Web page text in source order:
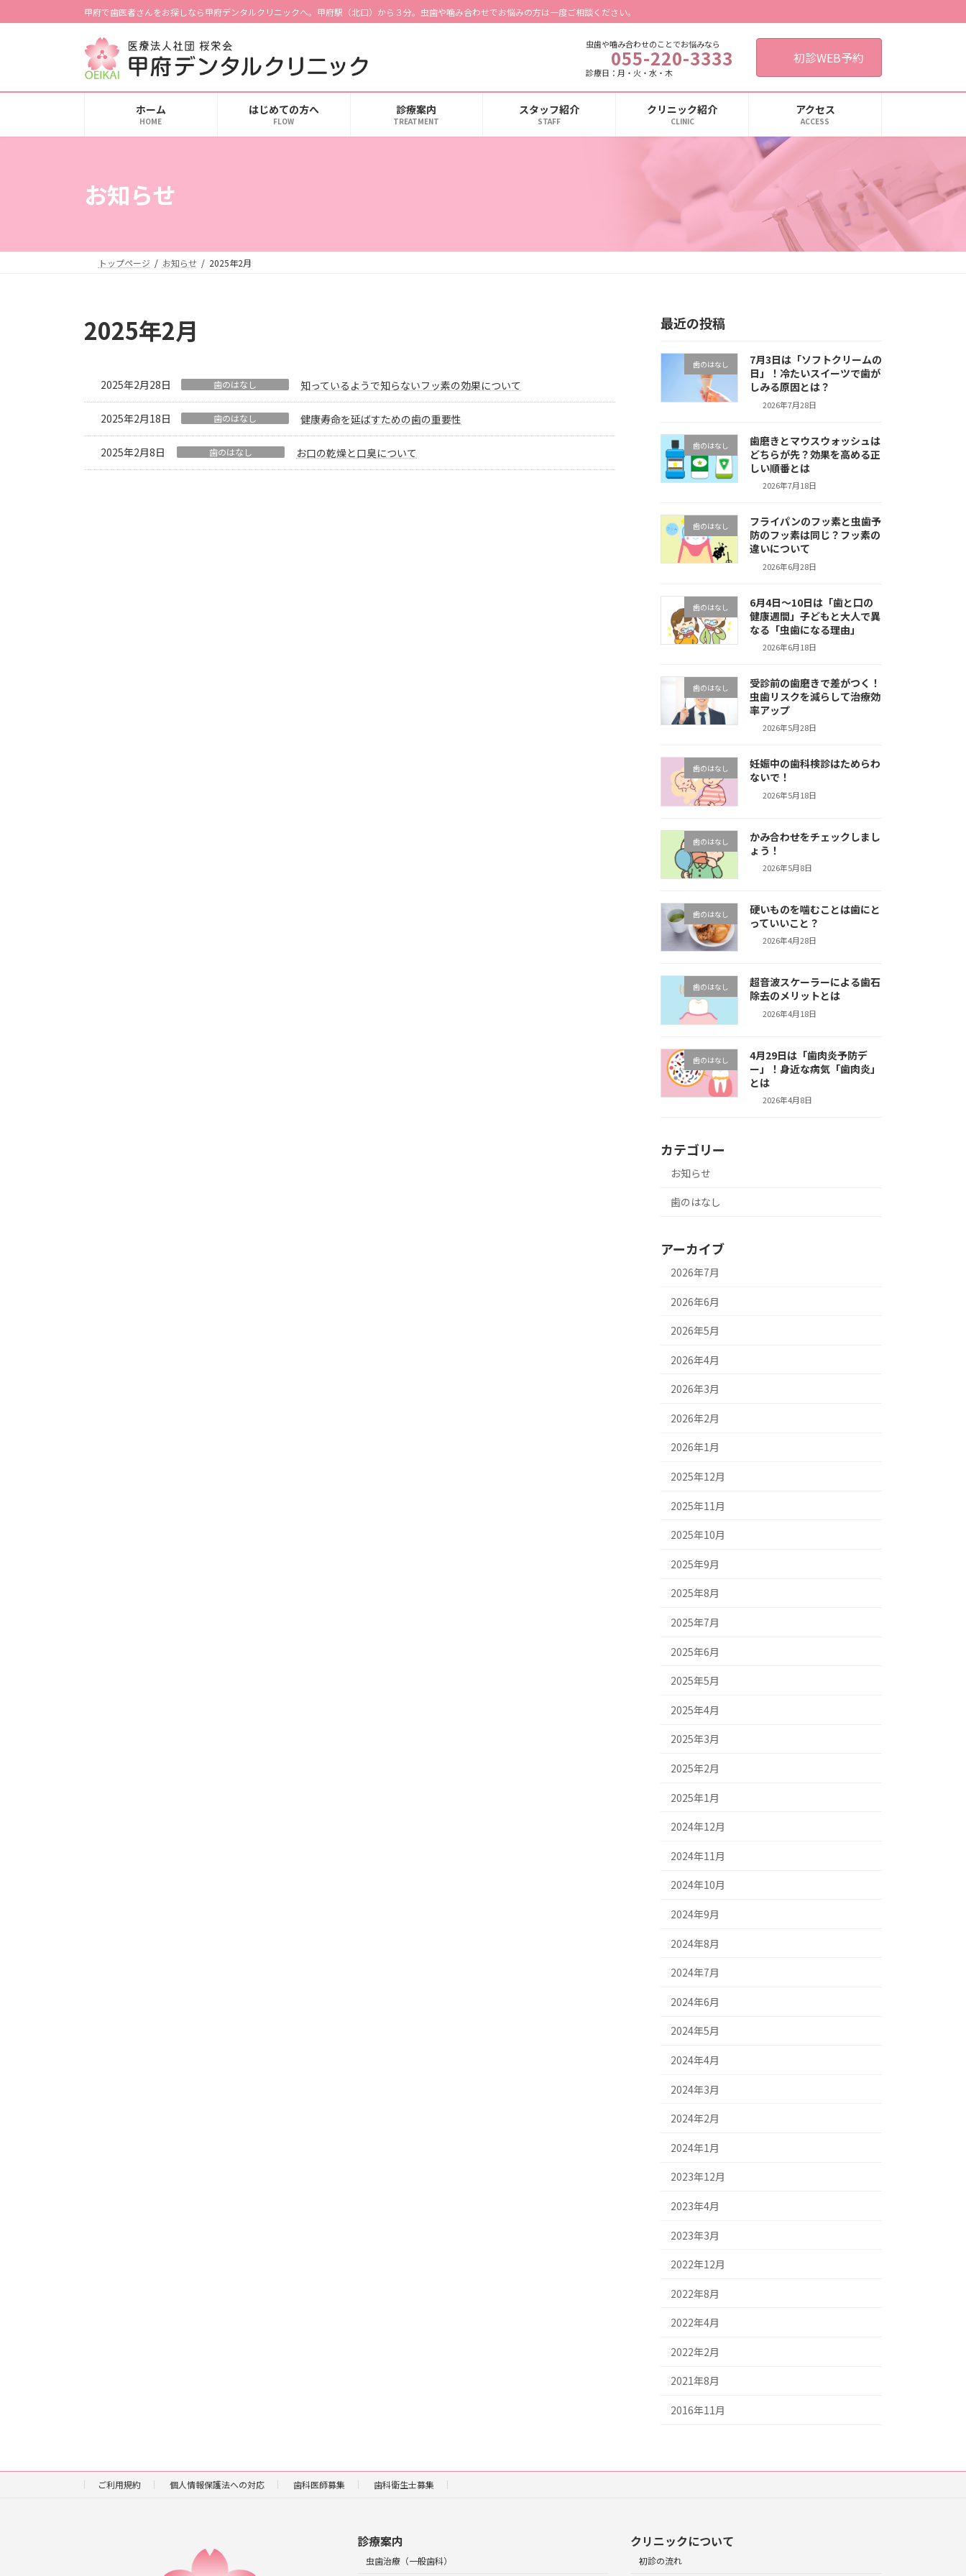
ン
へ
ビ
ョ
甲府で歯医者さんをお探しなら甲府デンタルクリニックへ。甲府駅（北口）から３分。虫歯や噛み合わせでお悩みの方は一度ご相談ください。
虫歯や噛み合わせのことでお悩みなら
055-220-3333
診療日：月・火・水・木
初診WEB予約
ホーム
HOME
はじめての方へ
FLOW
診療案内
TREATMENT
スタッフ紹介
STAFF
クリニック紹介
CLINIC
アクセス
ACCESS
お知らせ
トップページ お知らせ 2025年2月
2025年2月
2025年2月28日 歯のはなし 知っているようで知らないフッ素の効果について
2025年2月18日 歯のはなし 健康寿命を延ばすための歯の重要性
2025年2月8日 歯のはなし お口の乾燥と口臭について
最近の投稿
歯のはなし
7月3日は「ソフトクリームの
日」！冷たいスイーツで歯が
しみる原因とは？
2026年7月28日
歯のはなし
歯磨きとマウスウォッシュは
どちらが先？効果を高める正
しい順番とは
2026年7月18日
歯のはなし
フライパンのフッ素と虫歯予
防のフッ素は同じ？フッ素の
違いについて
2026年6月28日
歯のはなし
6月4日～10日は「歯と口の
健康週間」子どもと大人で異
なる「虫歯になる理由」
2026年6月18日
歯のはなし
受診前の歯磨きで差がつく！
虫歯リスクを減らして治療効
率アップ
2026年5月28日
歯のはなし
妊娠中の歯科検診はためらわ
ないで！
2026年5月18日
歯のはなし
かみ合わせをチェックしまし
ょう！
2026年5月8日
歯のはなし
硬いものを噛むことは歯にと
っていいこと？
2026年4月28日
歯のはなし
超音波スケーラーによる歯石
除去のメリットとは
2026年4月18日
歯のはなし
4月29日は「歯肉炎予防デ
ー」！身近な病気「歯肉炎」
とは
2026年4月8日
カテゴリー
お知らせ
歯のはなし
アーカイブ
2026年7月
2026年6月
2026年5月
2026年4月
2026年3月
2026年2月
2026年1月
2025年12月
2025年11月
2025年10月
2025年9月
2025年8月
2025年7月
2025年6月
2025年5月
2025年4月
2025年3月
2025年2月
2025年1月
2024年12月
2024年11月
2024年10月
2024年9月
2024年8月
2024年7月
2024年6月
2024年5月
2024年4月
2024年3月
2024年2月
2024年1月
2023年12月
2023年4月
2023年3月
2022年12月
2022年8月
2022年4月
2022年2月
2021年8月
2016年11月
ご利用規約 個人情報保護法への対応 歯科医師募集 歯科衛生士募集
診療案内
虫歯治療（一般歯科）
クリニックについて
初診の流れ